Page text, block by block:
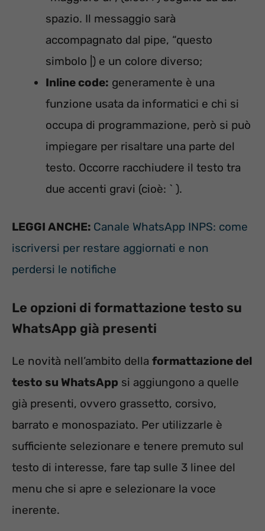
spazio. Il messaggio sarà
accompagnato dal pipe, “questo
simbolo |) e un colore diverso;
Inline code: generamente è una
funzione usata da informatici e chi si
occupa di programmazione, però si può
impiegare per risaltare una parte del
testo. Occorre racchiudere il testo tra
due accenti gravi (cioè: ` ).
LEGGI ANCHE: Canale WhatsApp INPS: come
iscriversi per restare aggiornati e non
perdersi le notifiche
Le opzioni di formattazione testo su
WhatsApp già presenti
Le novità nell’ambito della formattazione del
testo su WhatsApp si aggiungono a quelle
già presenti, ovvero grassetto, corsivo,
barrato e monospaziato. Per utilizzarle è
sufficiente selezionare e tenere premuto sul
testo di interesse, fare tap sulle 3 linee del
menu che si apre e selezionare la voce
inerente.